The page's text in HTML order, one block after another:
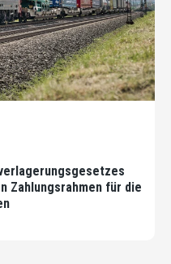
Zahlungsrahmen für die